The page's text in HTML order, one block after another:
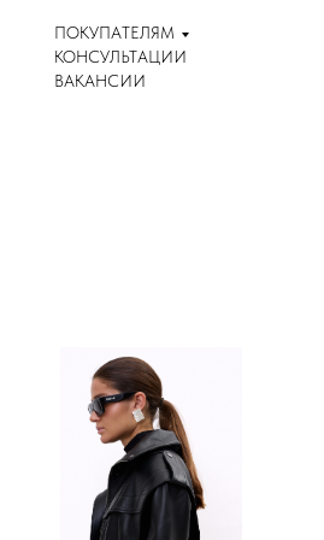
ПОКУПАТЕЛЯМ
КОНСУЛЬТАЦИИ
ВАКАНСИИ